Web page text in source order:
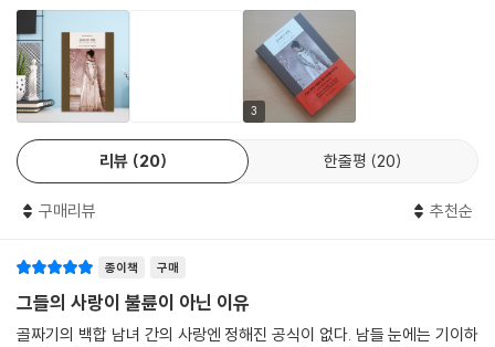
단지 연애 드라마의 주인공일 뿐 아니라 높은 수준의 지성의 소유자임을
알려 준다. 등장인물들이 갖고 있는 이런 입체적인 모습이 리얼리즘 소설
의 거장으로서 발자크의 흔들리지 않는 평가를 유지하게 하는 비결일 것이
다.
3
리뷰 20 한줄평 20
구매리뷰 추천순
종이책 구매
그들의 사랑이 불륜이 아닌 이유
골짜기의 백합 남녀 간의 사랑엔 정해진 공식이 없다. 남들 눈에는 기이하